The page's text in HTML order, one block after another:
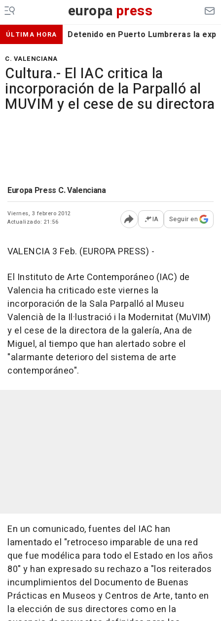
europa press
ÚLTIMA HORA Detenido en Puerto Lumbreras la
C. VALENCIANA
Cultura.- El IAC critica la
incorporación de la Parpalló al
MUVIM y el cese de su directora
Europa Press C. Valenciana
Viernes, 3 febrero 2012
Actualizado: 21:56
Abrir opciones para
IA Seguir en
VALENCIA 3 Feb. (EUROPA PRESS) -
El Instituto de Arte Contemporáneo (IAC) de
Valencia ha criticado este viernes la
incorporación de la Sala Parpalló al Museu
Valencià de la Il·lustració i la Modernitat (MuVIM)
y el cese de la directora de la galería, Ana de
Miguel, al tiempo que han alertado sobre el
"alarmante deterioro del sistema de arte
contemporáneo".
En un comunicado, fuentes del IAC han
lamentado el "retroceso imparable de una red
que fue modélica para todo el Estado en los años
80" y han expresado su rechazo a "los reiterados
incumplimientos del Documento de Buenas
Prácticas en Museos y Centros de Arte, tanto en
la elección de sus directores como en la